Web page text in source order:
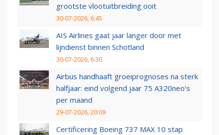
grootste vlootuitbreiding ooit
30-07-2026, 6:45
AIS Airlines gaat jaar langer door met
lijndienst binnen Schotland
30-07-2026, 6:30
Airbus handhaaft groeiprognoses na sterk
halfjaar: eind volgend jaar 75 A320neo’s
per maand
29-07-2026, 20:09
Certificering Boeing 737 MAX 10 stap